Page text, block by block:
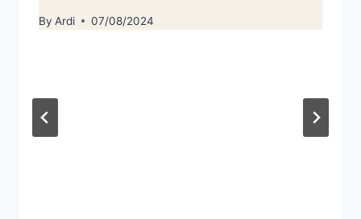
By Ardi 07/08/2024